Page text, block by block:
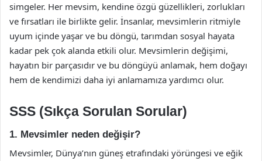
simgeler. Her mevsim, kendine özgü güzellikleri, zorlukları
ve fırsatları ile birlikte gelir. İnsanlar, mevsimlerin ritmiyle
uyum içinde yaşar ve bu döngü, tarımdan sosyal hayata
kadar pek çok alanda etkili olur. Mevsimlerin değişimi,
hayatın bir parçasıdır ve bu döngüyü anlamak, hem doğayı
hem de kendimizi daha iyi anlamamıza yardımcı olur.
SSS (Sıkça Sorulan Sorular)
1. Mevsimler neden değişir?
Mevsimler, Dünya’nın güneş etrafındaki yörüngesi ve eğik